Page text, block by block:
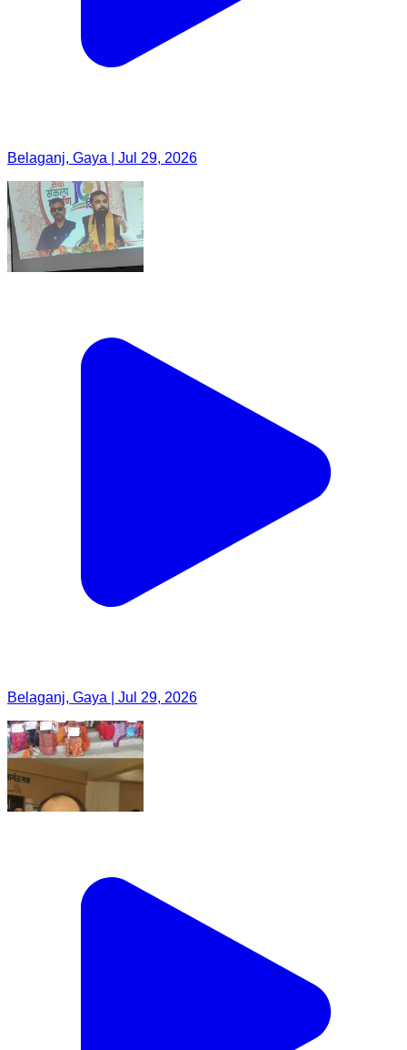
Belaganj, Gaya | Jul 29, 2026
Belaganj, Gaya | Jul 29, 2026